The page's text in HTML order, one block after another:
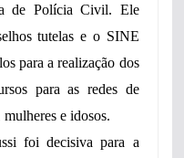
de Polícia Civil. Ele
tutelas e o SINE
para a realização dos
para as redes de
mulheres e idosos.
foi decisiva para a